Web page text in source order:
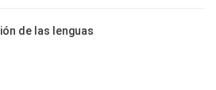
de las lenguas